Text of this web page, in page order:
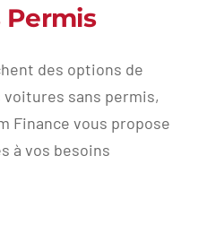
Permis
des options de
sans permis,
Finance vous propose
à vos besoins